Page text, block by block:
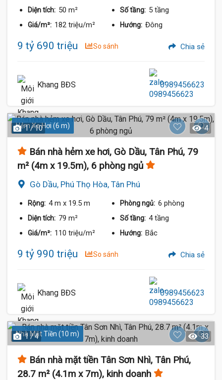
Diện tích: 50 m² Số tầng: 5 tầng
Giá/m²: 182 triệu/m² Hướng: Đông
9 tỷ 690 triệu So sánh Chia sẻ
Khang BĐS 0989456623
Hẻm Xe Hơi (6 m)
1 / 10 4
Bán nhà hẻm xe hơi, Gò Dầu, Tân Phú, 79
m² (4m x 19.5m), 6 phòng ngủ
Gò Dầu, Phú Thọ Hòa, Tân Phú
Rộng: 4 m x 19.5 m Phòng ngủ: 6 phòng
Diện tích: 79 m² Số tầng: 4 tầng
Giá/m²: 110 triệu/m² Hướng: Bắc
9 tỷ 990 triệu So sánh Chia sẻ
Khang BĐS 0989456623
Nhà Mặt Tiền (10 m)
1 / 4 33
Bán nhà mặt tiền Tân Sơn Nhì, Tân Phú,
28.7 m² (4.1m x 7m), kinh doanh